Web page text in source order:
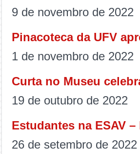
9 de novembro de 2022
Pinacoteca da UFV
1 de novembro de 2022
Curta no Museu
19 de outubro de 2022
Estudantes na ESAV
26 de setembro de 2022